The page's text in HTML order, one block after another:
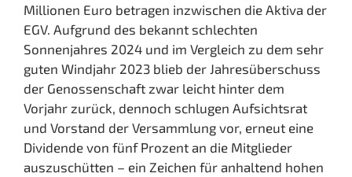
Millionen Euro betragen inzwischen die Aktiva der
EGV. Aufgrund des bekannt schlechten
Sonnenjahres 2024 und im Vergleich zu dem sehr
guten Windjahr 2023 blieb der Jahresüberschuss
der Genossenschaft zwar leicht hinter dem
Vorjahr zurück, dennoch schlugen Aufsichtsrat
und Vorstand der Versammlung vor, erneut eine
Dividende von fünf Prozent an die Mitglieder
auszuschütten – ein Zeichen für anhaltend hohen